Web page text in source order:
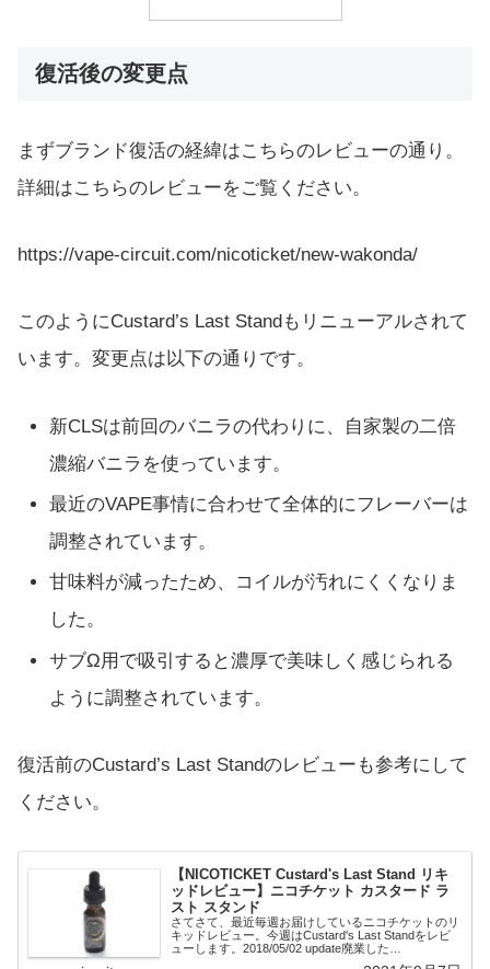
復活後の変更点
まずブランド復活の経緯はこちらのレビューの通り。
詳細はこちらのレビューをご覧ください。
https://vape-circuit.com/nicoticket/new-wakonda/
このようにCustard’s Last Standもリニューアルされて
います。変更点は以下の通りです。
新CLSは前回のバニラの代わりに、自家製の二倍
濃縮バニラを使っています。
最近のVAPE事情に合わせて全体的にフレーバーは
調整されています。
甘味料が減ったため、コイルが汚れにくくなりま
した。
サブΩ用で吸引すると濃厚で美味しく感じられる
ように調整されています。
復活前のCustard’s Last Standのレビューも参考にして
ください。
【NICOTICKET Custard's Last Stand リキ
ッドレビュー】ニコチケット カスタード ラ
スト スタンド
さてさて、最近毎週お届けしているニコチケットのリ
キッドレビュー。今週はCustard's Last Standをレビ
ューします。2018/05/02 update廃業した